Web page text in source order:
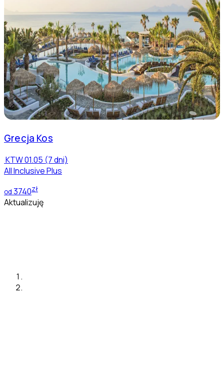
Grecja Kos
KTW01.05 (7 dni)
All Inclusive Plus
od 3740zł
Aktualizuję